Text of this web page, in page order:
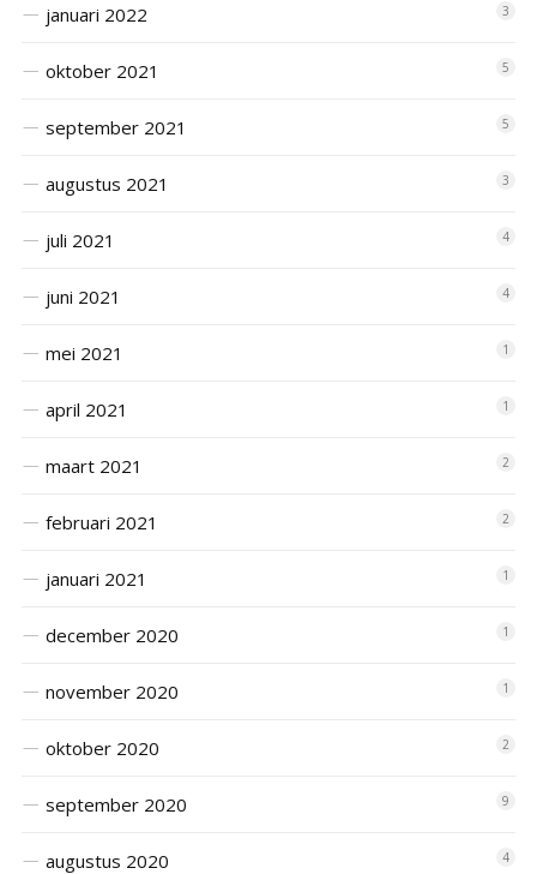
januari 2022 3
oktober 2021 5
september 2021 5
augustus 2021 3
juli 2021 4
juni 2021 4
mei 2021 1
april 2021 1
maart 2021 2
februari 2021 2
januari 2021 1
december 2020 1
november 2020 1
oktober 2020 2
september 2020 9
augustus 2020 4